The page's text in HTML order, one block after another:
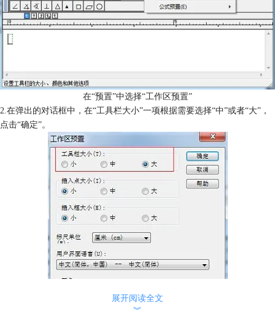
在“预置”中选择“工作区预置”
2.在弹出的对话框中，在“工具栏大小”一项根据需要选择“中”或者“大”，
点击“确定”。
展开阅读全文
︾